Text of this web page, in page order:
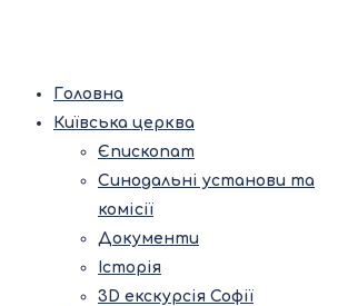
Головна
Київська церква
Єпископат
Синодальні установи та
комісії
Документи
Історія
3D екскурсія Софії